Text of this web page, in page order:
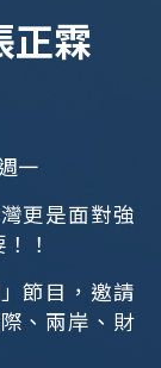
正霖
一
更是面對強
！
節目，邀請
、兩岸、財